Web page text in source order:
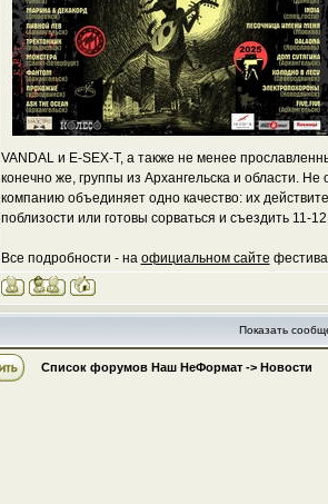
VANDAL и E-SEX-Т, а также не менее
конечно же, группы из Архангельска и области.
компанию объединяет одно качество: их
поблизости или готовы сорваться и съездить 11-
Все подробности - на официальном сайте
Показать
Список форумов Наш НеФормат-> Новости